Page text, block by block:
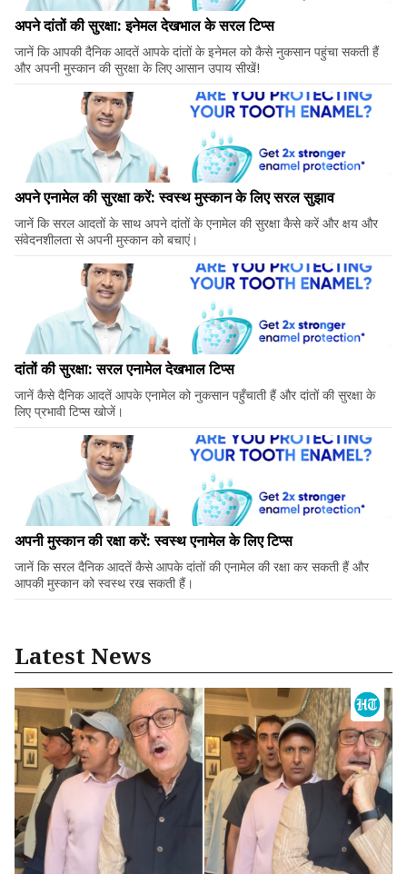
अपने दांतों की सुरक्षा: इनेमल देखभाल के सरल टिप्स
जानें कि आपकी दैनिक आदतें आपके दांतों के इनेमल को कैसे नुकसान पहुंचा सकती हैं
और अपनी मुस्कान की सुरक्षा के लिए आसान उपाय सीखें!
अपने एनामेल की सुरक्षा करें: स्वस्थ मुस्कान के लिए सरल सुझाव
जानें कि सरल आदतों के साथ अपने दांतों के एनामेल की सुरक्षा कैसे करें और क्षय और
संवेदनशीलता से अपनी मुस्कान को बचाएं।
दांतों की सुरक्षा: सरल एनामेल देखभाल टिप्स
जानें कैसे दैनिक आदतें आपके एनामेल को नुकसान पहुँचाती हैं और दांतों की सुरक्षा के
लिए प्रभावी टिप्स खोजें।
अपनी मुस्कान की रक्षा करें: स्वस्थ एनामेल के लिए टिप्स
जानें कि सरल दैनिक आदतें कैसे आपके दांतों की एनामेल की रक्षा कर सकती हैं और
आपकी मुस्कान को स्वस्थ रख सकती हैं।
Latest News